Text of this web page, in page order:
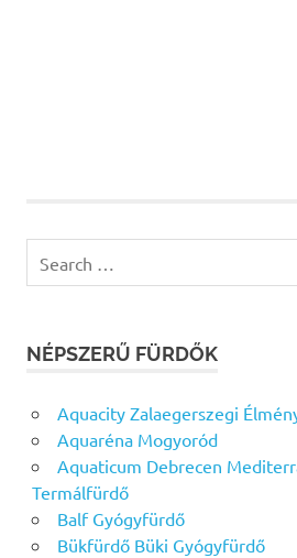
for:
NÉPSZERŰ FÜRDŐK
Aquacity Zalaegerszegi
Aquaréna Mogyoród
Aquaticum Debrecen
Termálfürdő
Balf Gyógyfürdő
Bükfürdő Büki Gyógyfürdő